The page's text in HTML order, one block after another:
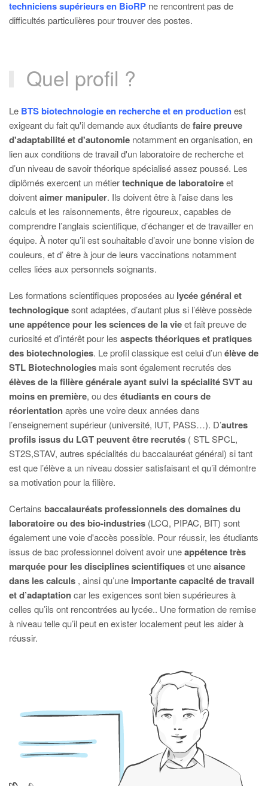
techniciens supérieurs en BioRP ne rencontrent pas de
difficultés particulières pour trouver des postes.
Quel profil ?
Le BTS biotechnologie en recherche et en productionest
exigeant du fait qu'il demande aux étudiants defaire preuve
d'adaptabilité et d'autonomie notamment en organisation, en
lien aux conditions de travail d'un laboratoire de recherche et
d’un niveau de savoir théorique spécialisé assez poussé. Les
diplômés exercent un métiertechnique de laboratoireet
doiventaimer manipuler. Ils doivent être à l'aise dans les
calculs et les raisonnements, être rigoureux, capables de
comprendre l’anglais scientifique, d’échanger et de travailler en
équipe. À noter qu’il est souhaitable d’avoir une bonne vision de
couleurs, et d’ être à jour de leurs vaccinations notamment
celles liées aux personnels soignants.
Les formations scientifiques proposées au lycée général et
technologiquesont adaptées, d’autant plus si l’élève possède
une appétence pour les sciences de la vieet fait preuve de
curiosité et d’intérêt pour les aspects théoriques et pratiques
des biotechnologies. Le profil classique est celui d’unélève de
STL Biotechnologies mais sont également recrutés des
élèves de la filière générale ayant suivi la spécialité SVT au
moins en première, ou des étudiants en cours de
réorientationaprès une voire deux années dans
l’enseignement supérieur (université, IUT, PASS…). D’autres
profils issus du LGT peuvent être recrutés ( STL SPCL,
ST2S,STAV, autres spécialités du baccalauréat général) si tant
est que l’élève a un niveau dossier satisfaisant et qu’il démontre
sa motivation pour la filière.
Certains baccalauréats professionnels des domaines du
laboratoire ou des bio-industries (LCQ, PIPAC, BIT) sont
également une voie d'accès possible. Pour réussir, les étudiants
issus de bac professionnel doivent avoir uneappétence très
marquée pour les disciplines scientifiqueset uneaisance
dans les calculs , ainsi qu’une importante capacité de travail
et d’adaptationcar les exigences sont bien supérieures à
celles qu’ils ont rencontrées au lycée.. Une formation de remise
à niveau telle qu’il peut en exister localement peut les aider à
réussir.